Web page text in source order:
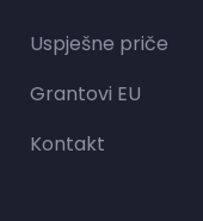
Uspješne priče
Grantovi EU
Kontakt